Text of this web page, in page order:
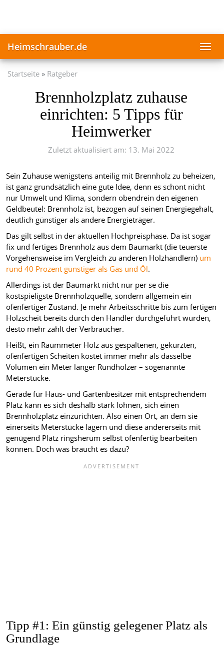
Heimschrauber.de
Startseite Ratgeber
Brennholzplatz zuhause
einrichten: 5 Tipps für
Heimwerker
Zuletzt aktualisiert am: 13. Mai 2022
Sein Zuhause wenigstens anteilig mit Brennholz zu beheizen,
ist ganz grundsätzlich eine gute Idee, denn es schont nicht
nur Umwelt und Klima, sondern obendrein den eigenen
Geldbeutel: Brennholz ist, bezogen auf seinen Energiegehalt,
deutlich günstiger als andere Energieträger.
Das gilt selbst in der aktuellen Hochpreisphase. Da ist sogar
fix und fertiges Brennholz aus dem Baumarkt (die teuerste
Vorgehensweise im Vergleich zu anderen Holzhändlern) um
rund 40 Prozent günstiger als Gas und Öl.
Allerdings ist der Baumarkt nicht nur per se die
kostspieligste Brennholzquelle, sondern allgemein ein
ofenfertiger Zustand. Je mehr Arbeitsschritte bis zum fertigen
Holzscheit bereits durch den Händler durchgeführt wurden,
desto mehr zahlt der Verbraucher.
Heißt, ein Raummeter Holz aus gespaltenen, gekürzten,
ofenfertigen Scheiten kostet immer mehr als dasselbe
Volumen ein Meter langer Rundhölzer – sogenannte
Meterstücke.
Gerade für Haus- und Gartenbesitzer mit entsprechendem
Platz kann es sich deshalb stark lohnen, sich einen
Brennholzplatz einzurichten. Also einen Ort, an dem sie
einerseits Meterstücke lagern und diese andererseits mit
genügend Platz ringsherum selbst ofenfertig bearbeiten
können. Doch was braucht es dazu?
Tipp #1: Ein günstig gelegener Platz als
Grundlage